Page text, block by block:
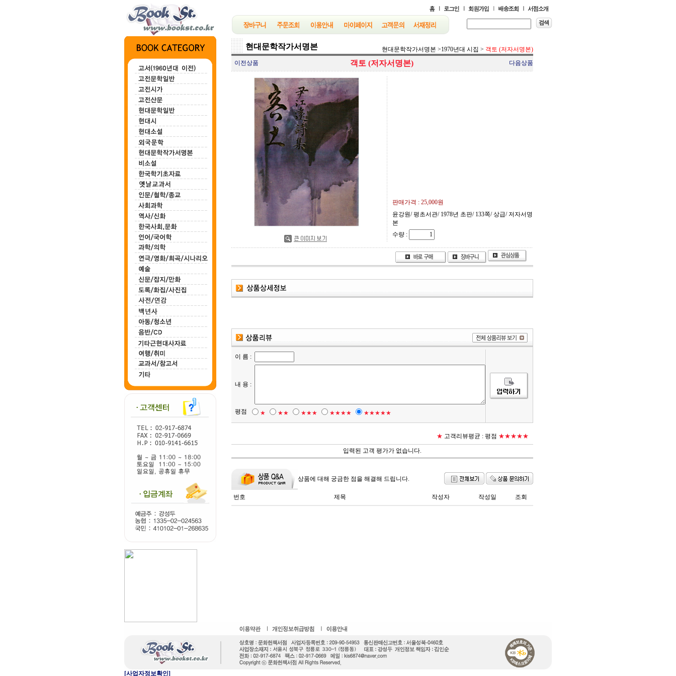
현대문학작가서명본 현대문학작가서명본 >1970년대 시집 > 객토 (저자서명본)
이전상품
객토 (저자서명본) 다음상품
판매가격 : 25,000원
윤강원/ 평초서관/ 1978년 초판/ 133쪽/ 상급/ 저자서명
본
수량 :
이 름 :
내 용 :
평점 ★ ★★ ★★★ ★★★★ ★★★★★
★ 고객리뷰평균 : 평점 ★★★★★
입력된 고객 평가가 없습니다.
상품에 대해 궁금한 점을 해결해 드립니다.
번호 제목 작성자 작성일 조회
[사업자정보확인]